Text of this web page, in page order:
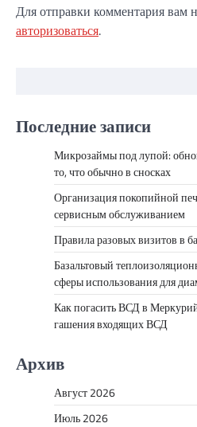
Для отправки комментария вам
авторизоваться.
Последние записи
Микрозаймы под лупой:
то, что обычно в сносках
Организация покопийной
сервисным обслуживанием
Правила разовых визитов в
Базальтовый
сферы использования для
Как погасить ВСД в
гашения входящих ВСД
Архив
Август 2026
Июль 2026